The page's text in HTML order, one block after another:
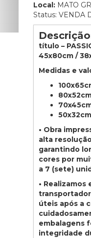
Local: MATO
Status: VENDA
título –
45x80cm /
Medidas e
• Obra
alta
garantindo
cores por
a 7 (sete)
•
úteis após a
embalagens
integridade